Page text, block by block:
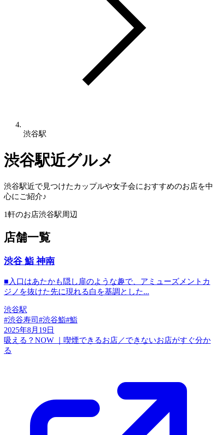
渋谷駅
渋谷駅近グルメ
渋谷駅近で見つけたカップルや女子会におすすめのお店を中
心にご紹介♪
1軒のお店渋谷駅周辺
店舗一覧
渋谷 鮨 神南
■入口はあたかも隠し扉のような趣で、アミューズメントカ
ジノを抜けた先に現れる白を基調とした...
渋谷駅
#渋谷寿司 #渋谷鮨#鮨
2025年8月19日
吸える？NOW ｜喫煙できるお店／できないお店がすぐ分か
る